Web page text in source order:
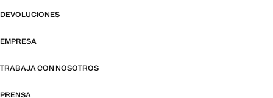
DEVOLUCIONES
EMPRESA
TRABAJA CON NOSOTROS
PRENSA